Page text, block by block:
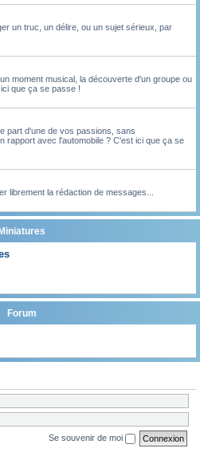
un truc, un délire, ou un sujet sérieux, par
moment musical, la découverte d'un groupe ou
que ça se passe !
part d'une de vos passions, sans
rapport avec l'automobile ? C'est ici que ça se
librement la rédaction de messages...
Miniatures
Forum
Se souvenir de moi